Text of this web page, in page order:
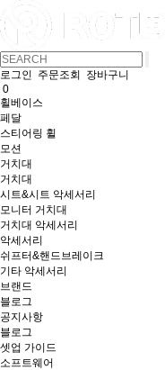
로그인 주문조회
장바구니
0
휠베이스
페달
스티어링 휠
모션
거치대
거치대
시트&시트 악세서리
모니터 거치대
거치대 악세서리
악세서리
쉬프터&핸드브레이크
기타 악세서리
브랜드
블로그
공지사항
블로그
셋업 가이드
소프트웨어